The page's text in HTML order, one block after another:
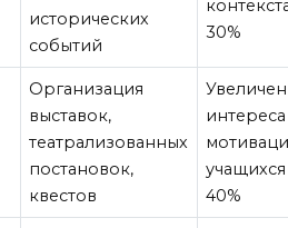
исторических
событий
30%
Организация
выставок,
театрализованных
постановок,
квестов
40%